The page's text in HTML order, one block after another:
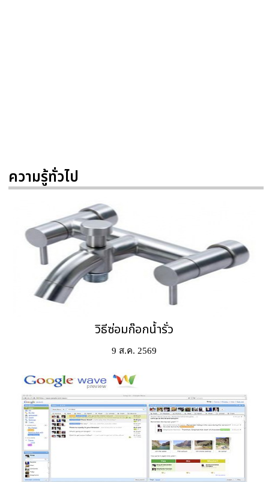
ความรู้ทั่วไป
วิธีซ่อมก๊อกน้ำรั่ว
9 ส.ค. 2569